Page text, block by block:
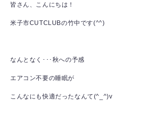
皆さん、こんにちは！
米子市CUTCLUBの竹中です(^^)
なんとなく･･･秋への予感
エアコン不要の睡眠が
こんなにも快適だったなんて(^_^)v